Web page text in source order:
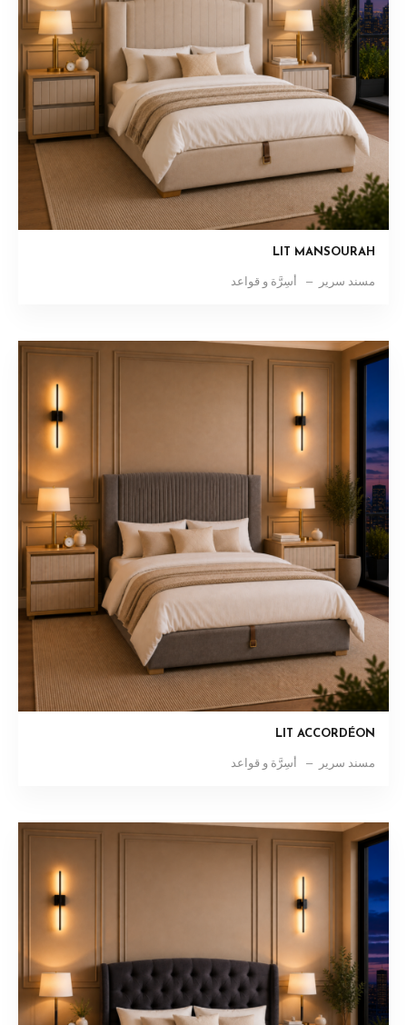
LIT MANSOURAH
أسِرَّة و قواعد مسند سرير
LIT ACCORDÉON
أسِرَّة و قواعد مسند سرير